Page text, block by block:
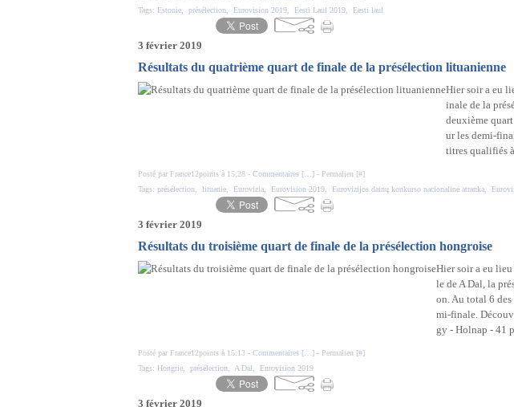
Tags: Estonie présélection Eurovision 2019 Eesti Laul 2019 Eesti laul
3 février 2019
Résultats du quatrième quart de finale de la présélection lituanienne
Hier soir a eu
inale de la
deuxième
ur les demi-
titres qualifiés
Posté par France12points à 15:28 - Commentaires [ ] - Permalien [#]
Tags: présélection lituanie Eurovizia Eurovision 2019 Eurovizijos dainų konkurso nacionalinė atranka
3 février 2019
Résultats du troisième quart de finale de la présélection hongroise
Hier soir a eu
le de A Dal, la
on. Au total 6
mi-finale.
gy - Holnap - 41
Posté par France12points à 15:13 - Commentaires [ ] - Permalien [#]
Tags: Hongrie présélection A Dal Eurovision 2019
3 février 2019